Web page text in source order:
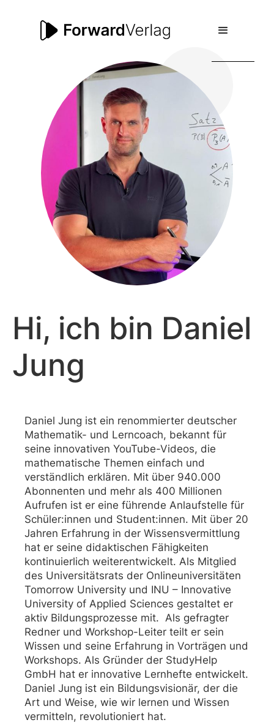
Hi, ich bin Daniel
Jung
Daniel Jung ist ein renommierter deutscher
Mathematik- und Lerncoach, bekannt für
seine innovativen YouTube-Videos, die
mathematische Themen einfach und
verständlich erklären. Mit über 940.000
Abonnenten und mehr als 400 Millionen
Aufrufen ist er eine führende Anlaufstelle für
Schüler:innen und Student:innen. Mit über 20
Jahren Erfahrung in der Wissensvermittlung
hat er seine didaktischen Fähigkeiten
kontinuierlich weiterentwickelt. Als Mitglied
des Universitätsrats der Onlineuniversitäten
Tomorrow University und INU – Innovative
University of Applied Sciences gestaltet er
aktiv Bildungsprozesse mit. Als gefragter
Redner und Workshop-Leiter teilt er sein
Wissen und seine Erfahrung in Vorträgen und
Workshops. Als Gründer der StudyHelp
GmbH hat er innovative Lernhefte entwickelt.
Daniel Jung ist ein Bildungsvisionär, der die
Art und Weise, wie wir lernen und Wissen
vermitteln, revolutioniert hat.